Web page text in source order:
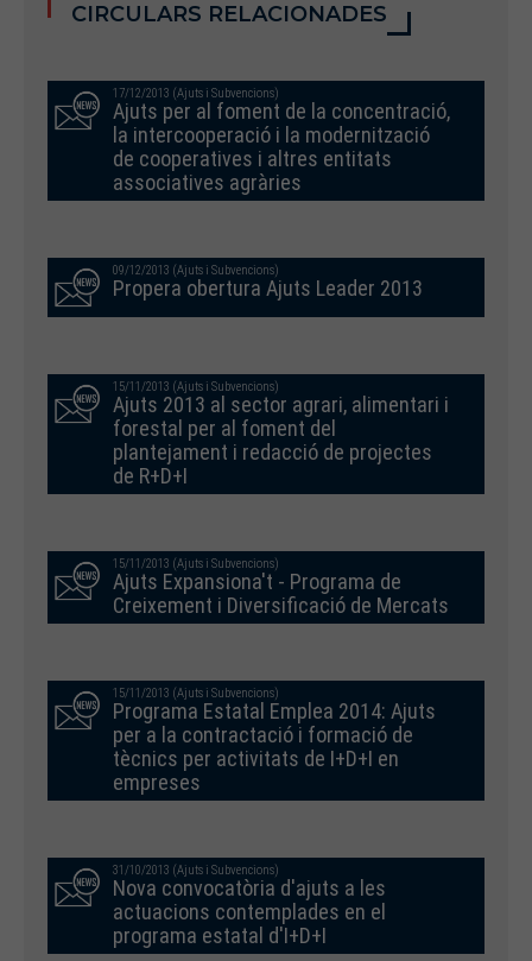
CIRCULARS RELACIONADES
17/12/2013 (Ajuts i Subvencions)
Ajuts per al foment de la concentració,
la intercooperació i la modernització
de cooperatives i altres entitats
associatives agràries
09/12/2013 (Ajuts i Subvencions)
Propera obertura Ajuts Leader 2013
15/11/2013 (Ajuts i Subvencions)
Ajuts 2013 al sector agrari, alimentari i
forestal per al foment del
plantejament i redacció de projectes
de R+D+I
15/11/2013 (Ajuts i Subvencions)
Ajuts Expansiona't - Programa de
Creixement i Diversificació de Mercats
15/11/2013 (Ajuts i Subvencions)
Programa Estatal Emplea 2014: Ajuts
per a la contractació i formació de
tècnics per activitats de I+D+I en
empreses
31/10/2013 (Ajuts i Subvencions)
Nova convocatòria d'ajuts a les
actuacions contemplades en el
programa estatal d'I+D+I